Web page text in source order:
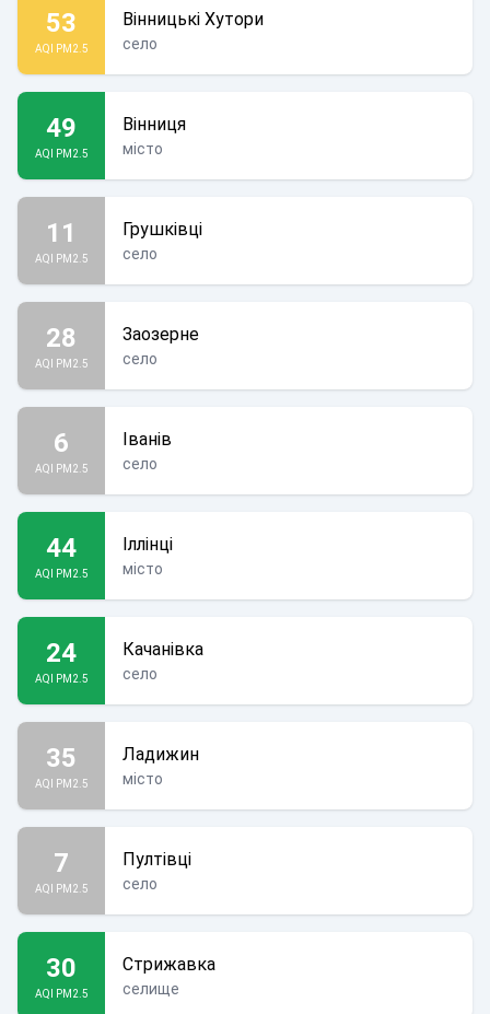
53
AQI PM2.5
Вінницькі Хутори
село
49
AQI PM2.5
Вінниця
місто
11
AQI PM2.5
Грушківці
село
28
AQI PM2.5
Заозерне
село
6
AQI PM2.5
Іванів
село
44
AQI PM2.5
Іллінці
місто
24
AQI PM2.5
Качанівка
село
35
AQI PM2.5
Ладижин
місто
7
AQI PM2.5
Пултівці
село
30
AQI PM2.5
Стрижавка
селище